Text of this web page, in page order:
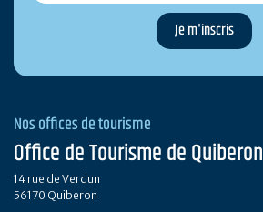
Nos offices de tourisme
Office de Tourisme de Quiberon
14 rue de Verdun
56170 Quiberon